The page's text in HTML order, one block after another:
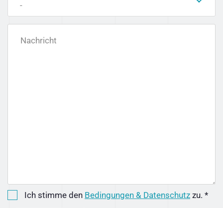
-
Nachricht
Ich stimme den Bedingungen & Datenschutz zu. *